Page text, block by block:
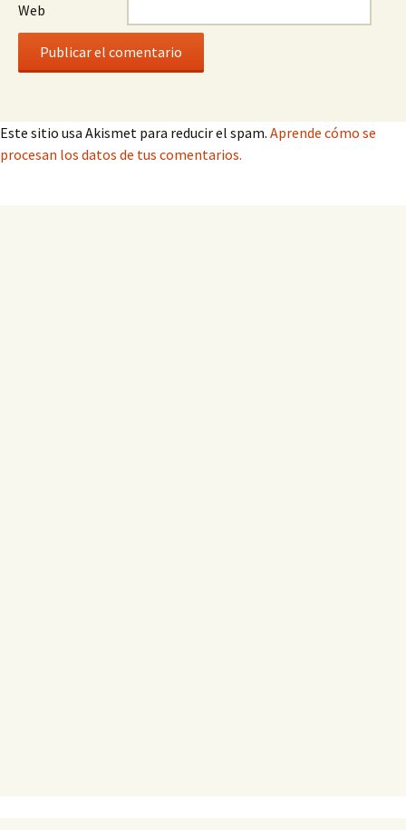
Web
Este sitio usa Akismet para reducir el spam. Aprende cómo se
procesan los datos de tus comentarios.